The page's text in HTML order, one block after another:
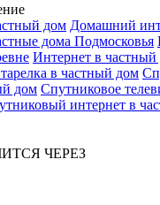
дом Домашний
дома Подмосковья
Интернет в
в частный дом
дом Спутниковое
интернет в
ЧЕРЕЗ